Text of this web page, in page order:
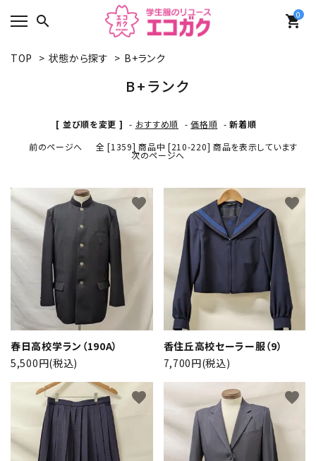
search 0
shopping_cart
TOP > 状態から探す > B+ランク
B+ランク
[ 並び順を変更 ] - おすすめ順 -価格順 -新着順
前のページへ
全 [1359] 商品中 [210-220] 商品を表示しています
次のページへ
春日高校学ラン（190A）
5,500円(税込)
favorite
香住丘高校セーラー服（9）
7,700円(税込)
favorite
favorite favorite